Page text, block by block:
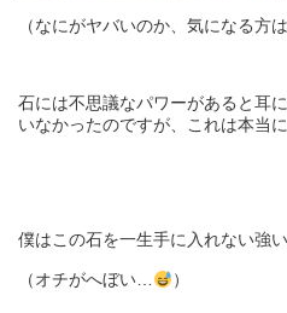
（なにがヤバいのか、気になる方
石には不思議なパワーがあると耳
いなかったのですが、これは本当
僕はこの石を一生手に入れない強い
（オチがへぼい… ）